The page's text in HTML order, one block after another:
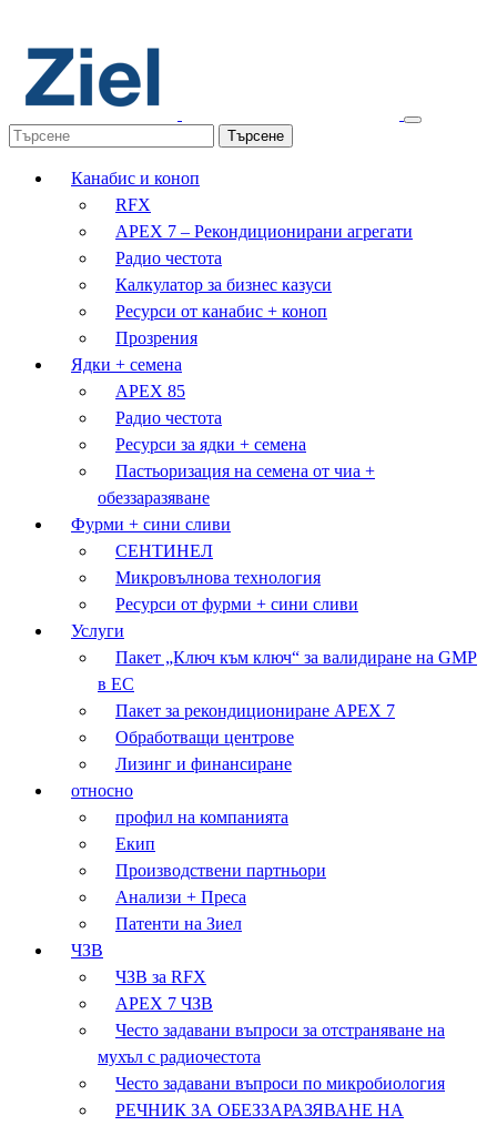
Канабис и коноп
RFX
APEX 7 – Рекондиционирани агрегати
Радио честота
Калкулатор за бизнес казуси
Ресурси от канабис + коноп
Прозрения
Ядки + семена
APEX 85
Радио честота
Ресурси за ядки + семена
Пастьоризация на семена от чиа +
обеззаразяване
Фурми + сини сливи
СЕНТИНЕЛ
Микровълнова технология
Ресурси от фурми + сини сливи
Услуги
Пакет „Ключ към ключ“ за валидиране на GMP
в ЕС
Пакет за рекондициониране APEX 7
Обработващи центрове
Лизинг и финансиране
относно
профил на компанията
Екип
Производствени партньори
Анализи + Преса
Патенти на Зиел
ЧЗВ
ЧЗВ за RFX
APEX 7 ЧЗВ
Често задавани въпроси за отстраняване на
мухъл с радиочестота
Често задавани въпроси по микробиология
РЕЧНИК ЗА ОБЕЗЗАРАЗЯВАНЕ НА